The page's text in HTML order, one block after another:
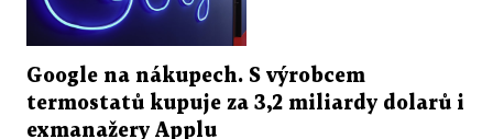
Google na nákupech. S výrobcem
termostatů kupuje za 3,2 miliardy dolarů i
exmanažery Applu